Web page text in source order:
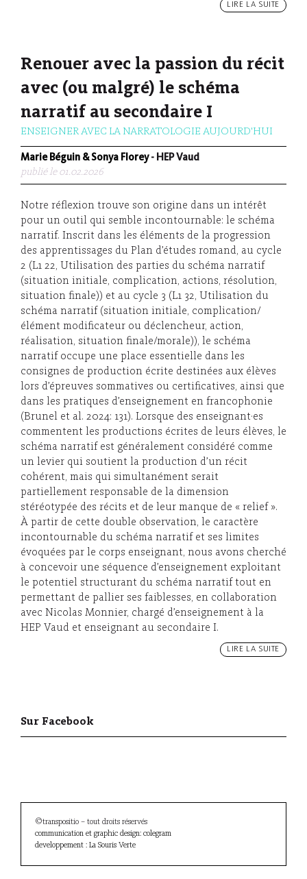
LIRE LA SUITE
Renouer avec la passion du récit
avec (ou malgré) le schéma
narratif au secondaire I
ENSEIGNER AVEC LA NARRATOLOGIE AUJOURD'HUI
Marie Béguin & Sonya Florey- HEP Vaud
publié le 01.02.2026
Notre réflexion trouve son origine dans un intérêt
pour un outil qui semble incontournable: le schéma
narratif. Inscrit dans les éléments de la progression
des apprentissages du Plan d’études romand, au cycle
2 (L1 22, Utilisation des parties du schéma narratif
(situation initiale, complication, actions, résolution,
situation finale)) et au cycle 3 (L1 32, Utilisation du
schéma narratif (situation initiale, complication/
élément modificateur ou déclencheur, action,
réalisation, situation finale/morale)), le schéma
narratif occupe une place essentielle dans les
consignes de production écrite destinées aux élèves
lors d’épreuves sommatives ou certificatives, ainsi que
dans les pratiques d’enseignement en francophonie
(Brunel et al. 2024: 131). Lorsque des enseignant·es
commentent les productions écrites de leurs élèves, le
schéma narratif est généralement considéré comme
un levier qui soutient la production d’un récit
cohérent, mais qui simultanément serait
partiellement responsable de la dimension
stéréotypée des récits et de leur manque de « relief ».
À partir de cette double observation, le caractère
incontournable du schéma narratif et ses limites
évoquées par le corps enseignant, nous avons cherché
à concevoir une séquence d’enseignement exploitant
le potentiel structurant du schéma narratif tout en
permettant de pallier ses faiblesses, en collaboration
avec Nicolas Monnier, chargé d’enseignement à la
HEP Vaud et enseignant au secondaire I.
LIRE LA SUITE
Sur Facebook
©transpositio – tout droits réservés
communication et graphic design: colegram
developpement : La Souris Verte